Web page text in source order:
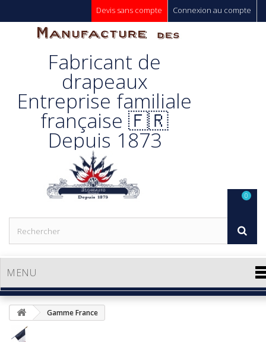
Connexion au compte
Devis sans compte
Manufacture
Des
Drapeaux
Unic s.a.
Fabricant de
drapeaux
Entreprise familiale
française 🇫🇷
Depuis 1873
MENU
0
Gamme France